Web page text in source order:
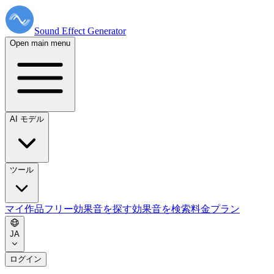
Sound Effect Generator
Open main menu
AI モデル
ツール
マイ作品フリー効果音を探す効果音を検索料金プラン
JA
ログイン